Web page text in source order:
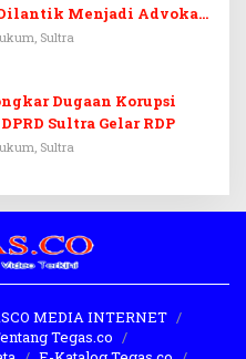
Menjadi Advokat
Sultra
Dugaan Korupsi
Sultra Gelar RDP
Sultra
MEDIA INTERNET
Tegas.co